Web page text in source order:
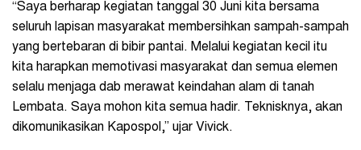
“Saya berharap kegiatan tanggal 30 Juni kita bersama
seluruh lapisan masyarakat membersihkan sampah-sampah
yang bertebaran di bibir pantai. Melalui kegiatan kecil itu
kita harapkan memotivasi masyarakat dan semua elemen
selalu menjaga dab merawat keindahan alam di tanah
Lembata. Saya mohon kita semua hadir. Teknisknya, akan
dikomunikasikan Kapospol,” ujar Vivick.